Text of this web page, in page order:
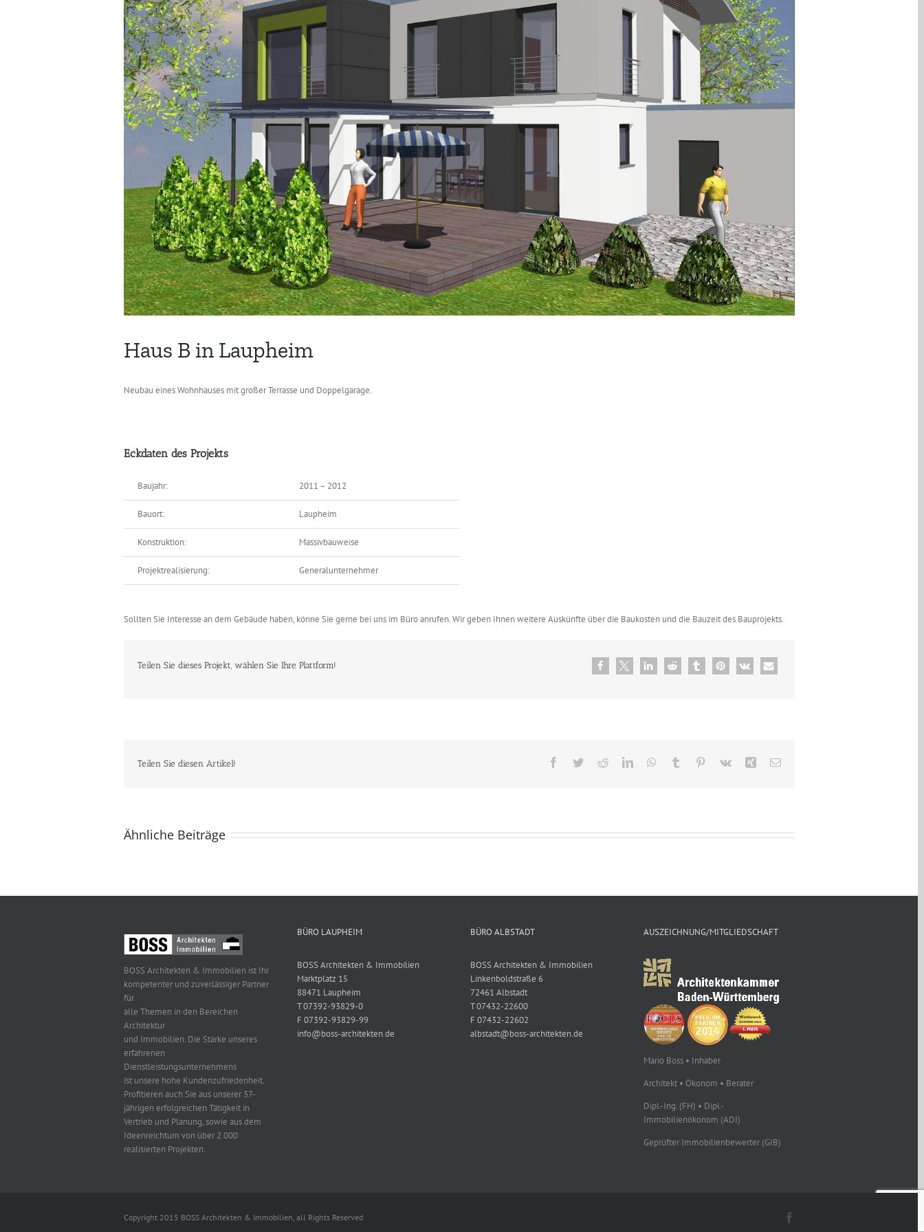
Haus B in Laupheim
Neubau eines Wohnhauses mit großer Terrasse und Doppelgarage.
Eckdaten des Projekts
Baujahr: 2011 – 2012
Bauort: Laupheim
Konstruktion: Massivbauweise
Projektrealisierung: Generalunternehmer
Sollten Sie Interesse an dem Gebäude haben, könne Sie gerne bei uns im Büro anrufen. Wir geben Ihnen weitere Auskünfte über die Baukosten und die Bauzeit des Bauprojekts.
Teilen Sie dieses Projekt, wählen Sie Ihre Plattform!
Teilen Sie diesen Artikel! Facebook
TwitterRedditLinkedInWhatsApp
Tumblr Pinterest
Vk Xing E-
Ähnliche Beiträge
BOSS Architekten & Immobilien ist Ihr
kompetenter und zuverlässiger Partner
für
alle Themen in den Bereichen
Architektur
und Immobilien. Die Stärke unseres
erfahrenen
Dienstleistungsunternehmens
ist unsere hohe Kundenzufriedenheit.
Profitieren auch Sie aus unserer 37-
jährigen erfolgreichen Tätigkeit in
Vertrieb und Planung, sowie aus dem
Ideenreichtum von über 2.000
realisierten Projekten.
BÜRO LAUPHEIM
BOSS Architekten & Immobilien
Marktplatz 15
88471 Laupheim
T 07392-93829-0
F 07392-93829-99
info@boss-architekten.de
BÜRO ALBSTADT
BOSS Architekten & Immobilien
Linkenboldstraße 6
72461 Albstadt
T 07432-22600
F 07432-22602
albstadt@boss-architekten.de
AUSZEICHNUNG/MITGLIEDSCHAFT
Mario Boss • Inhaber
Architekt • Ökonom • Berater
Dipl.-Ing. (FH) • Dipl.-
Immobilienökonom (ADI)
Geprüfter Immobilienbewerter (GIB)
Copyright 2015 BOSS Architekten & Immobilien, all Rights Reserved